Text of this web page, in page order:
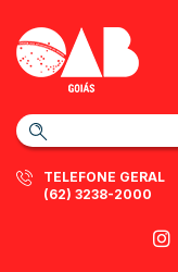
TELEFONE GERAL
(62) 3238-2000